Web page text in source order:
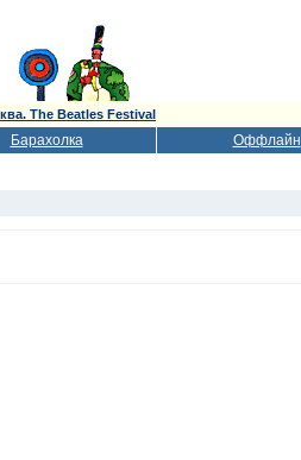
The Beatles Festival
Барахолка Оффлайн